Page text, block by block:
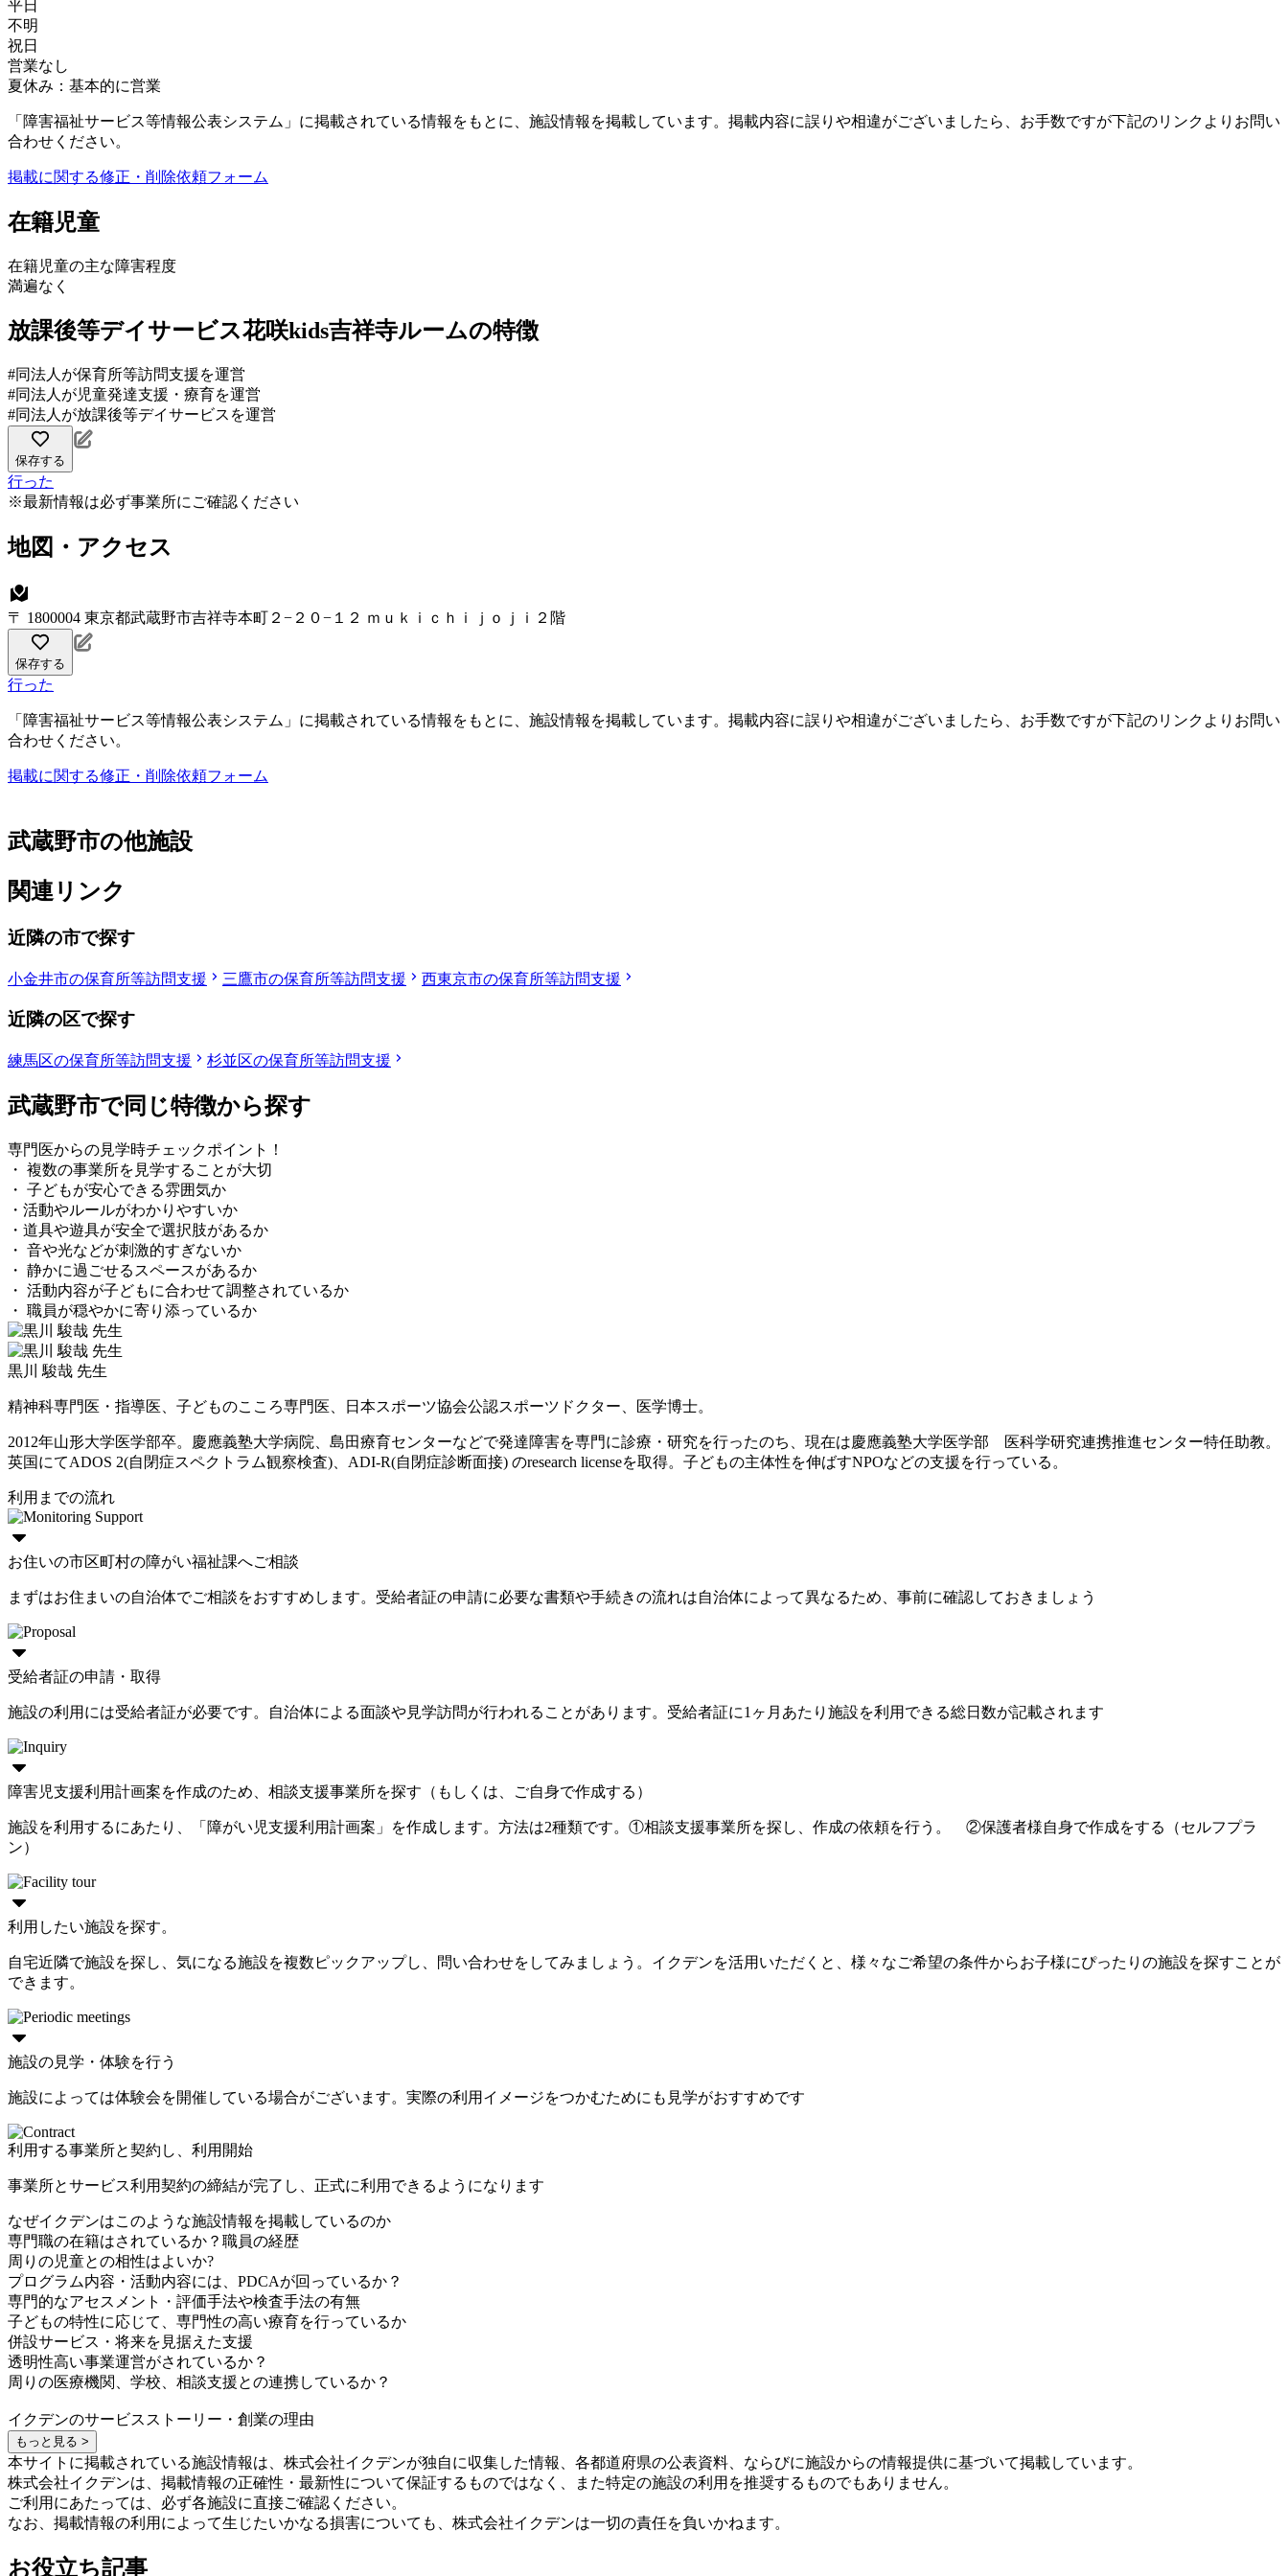
平日
不明
祝日
営業なし
夏休み：基本的に営業
「障害福祉サービス等情報公表システム」に掲載されている情報をもとに、施設情報を掲載しています。掲載内容に誤りや相違がございましたら、お手数ですが下記のリンクよりお問い
合わせください。
掲載に関する修正・削除依頼フォーム
在籍児童
在籍児童の主な障害程度
満遍なく
放課後等デイサービス花咲kids吉祥寺ルームの特徴
#同法人が保育所等訪問支援を運営
#同法人が児童発達支援・療育を運営
#同法人が放課後等デイサービスを運営
保存する
行った
※最新情報は必ず事業所にご確認ください
地図・アクセス
〒 1800004 東京都武蔵野市吉祥寺本町２−２０−１２ ｍｕｋｉｃｈｉｊｏｊｉ２階
保存する
行った
「障害福祉サービス等情報公表システム」に掲載されている情報をもとに、施設情報を掲載しています。掲載内容に誤りや相違がございましたら、お手数ですが下記のリンクよりお問い
合わせください。
掲載に関する修正・削除依頼フォーム
武蔵野市の他施設
関連リンク
近隣の市で探す
小金井市の保育所等訪問支援 三鷹市の保育所等訪問支援 西東京市の保育所等訪問支援
近隣の区で探す
練馬区の保育所等訪問支援 杉並区の保育所等訪問支援
武蔵野市で同じ特徴から探す
専門医からの見学時チェックポイント！
・ 複数の事業所を見学することが大切
・ 子どもが安心できる雰囲気か
・活動やルールがわかりやすいか
・道具や遊具が安全で選択肢があるか
・ 音や光などが刺激的すぎないか
・ 静かに過ごせるスペースがあるか
・ 活動内容が子どもに合わせて調整されているか
・ 職員が穏やかに寄り添っているか
黒川 駿哉 先生
精神科専門医・指導医、子どものこころ専門医、日本スポーツ協会公認スポーツドクター、医学博士。
2012年山形大学医学部卒。慶應義塾大学病院、島田療育センターなどで発達障害を専門に診療・研究を行ったのち、現在は慶應義塾大学医学部 医科学研究連携推進センター特任助教。
英国にてADOS 2(自閉症スペクトラム観察検査)、ADI-R(自閉症診断面接) のresearch licenseを取得。子どもの主体性を伸ばすNPOなどの支援を行っている。
利用までの流れ
お住いの市区町村の障がい福祉課へご相談
まずはお住まいの自治体でご相談をおすすめします。受給者証の申請に必要な書類や手続きの流れは自治体によって異なるため、事前に確認しておきましょう
受給者証の申請・取得
施設の利用には受給者証が必要です。自治体による面談や見学訪問が行われることがあります。受給者証に1ヶ月あたり施設を利用できる総日数が記載されます
障害児支援利用計画案を作成のため、相談支援事業所を探す（もしくは、ご自身で作成する）
施設を利用するにあたり、「障がい児支援利用計画案」を作成します。方法は2種類です。①相談支援事業所を探し、作成の依頼を行う。 ②保護者様自身で作成をする（セルフプラ
ン）
利用したい施設を探す。
自宅近隣で施設を探し、気になる施設を複数ピックアップし、問い合わせをしてみましょう。イクデンを活用いただくと、様々なご希望の条件からお子様にぴったりの施設を探すことが
できます。
施設の見学・体験を行う
施設によっては体験会を開催している場合がございます。実際の利用イメージをつかむためにも見学がおすすめです
利用する事業所と契約し、利用開始
事業所とサービス利用契約の締結が完了し、正式に利用できるようになります
なぜイクデンはこのような施設情報を掲載しているのか
専門職の在籍はされているか？職員の経歴
周りの児童との相性はよいか?
プログラム内容・活動内容には、PDCAが回っているか？
専門的なアセスメント・評価手法や検査手法の有無
子どもの特性に応じて、専門性の高い療育を行っているか
併設サービス・将来を見据えた支援
透明性高い事業運営がされているか？
周りの医療機関、学校、相談支援との連携しているか？
イクデンのサービスストーリー・創業の理由
もっと見る >
本サイトに掲載されている施設情報は、株式会社イクデンが独自に収集した情報、各都道府県の公表資料、ならびに施設からの情報提供に基づいて掲載しています。
株式会社イクデンは、掲載情報の正確性・最新性について保証するものではなく、また特定の施設の利用を推奨するものでもありません。
ご利用にあたっては、必ず各施設に直接ご確認ください。
なお、掲載情報の利用によって生じたいかなる損害についても、株式会社イクデンは一切の責任を負いかねます。
お役立ち記事